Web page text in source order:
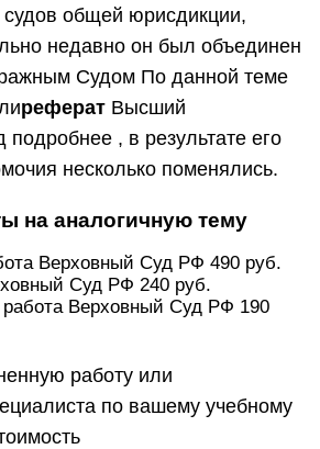
судов общей юрисдикции,
недавно он был объединен
Судом По данной теме
реферат Высший
, в результате его
несколько поменялись.
на аналогичную тему
Верховный Суд РФ 490 руб.
Суд РФ 240 руб.
работа Верховный Суд РФ 190
работу или
по вашему учебному